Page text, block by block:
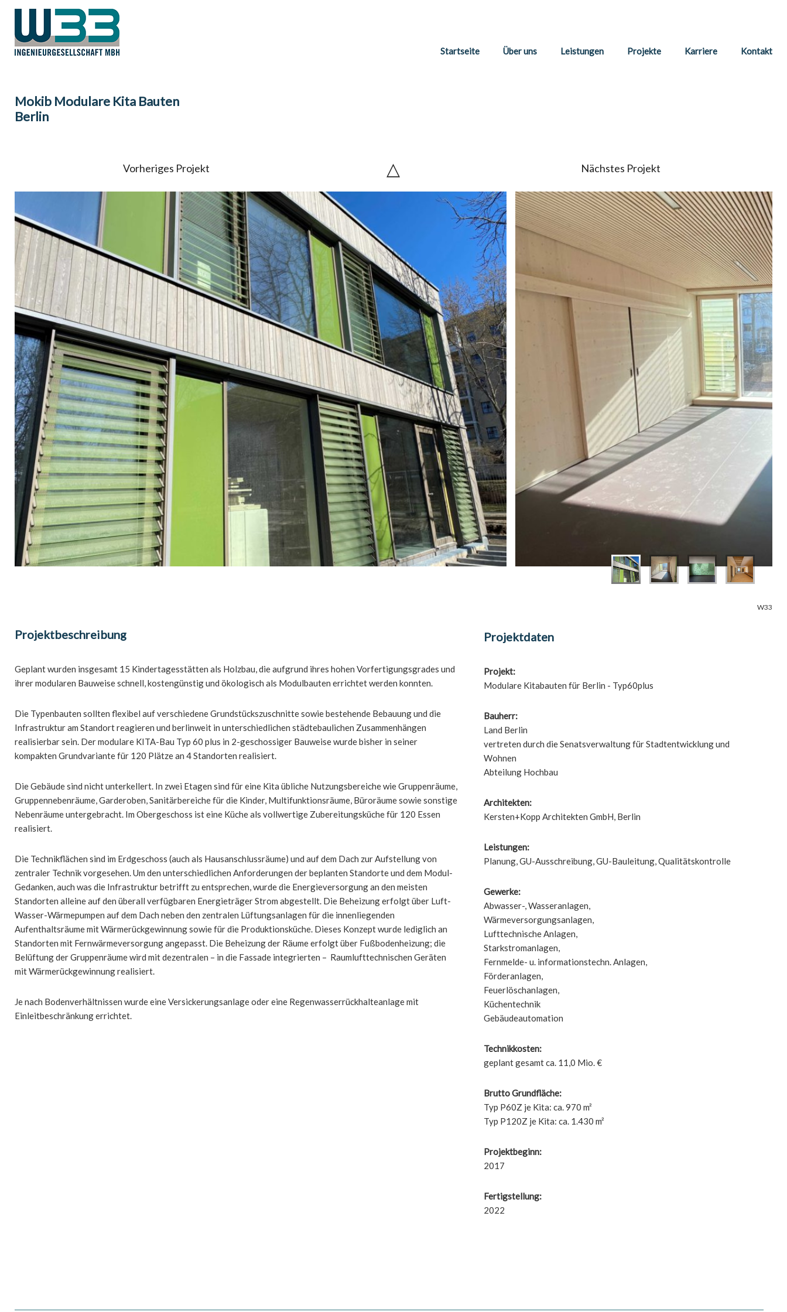
Startseite Über uns Leistungen Projekte Karriere Kontakt
Mokib Modulare Kita Bauten
Berlin
Vorheriges Projekt △ Nächstes Projekt
W33
Projektbeschreibung
Geplant wurden insgesamt 15 Kindertagesstätten als Holzbau, die aufgrund ihres hohen Vorfertigungsgrades und
ihrer modularen Bauweise schnell, kostengünstig und ökologisch als Modulbauten errichtet werden konnten.
Die Typenbauten sollten flexibel auf verschiedene Grundstückszuschnitte sowie bestehende Bebauung und die
Infrastruktur am Standort reagieren und berlinweit in unterschiedlichen städtebaulichen Zusammenhängen
realisierbar sein. Der modulare KITA-Bau Typ 60 plus in 2-geschossiger Bauweise wurde bisher in seiner
kompakten Grundvariante für 120 Plätze an 4 Standorten realisiert.
Die Gebäude sind nicht unterkellert. In zwei Etagen sind für eine Kita übliche Nutzungsbereiche wie Gruppenräume,
Gruppen­nebenräume, Garderoben, Sanitärbereiche für die Kinder, Multifunktionsräume, Büroräume sowie sonstige
Neben­räume untergebracht. Im Obergeschoss ist eine Küche als vollwertige Zubereitungsküche für 120 Essen
realisiert.
Die Technikflächen sind im Erdgeschoss (auch als Hausanschlussräume) und auf dem Dach zur Aufstellung von
zentraler Technik vorgesehen. Um den unterschiedlichen Anforderungen der beplanten Standorte und dem Modul-
Gedanken, auch was die Infrastruktur betrifft zu entsprechen, wurde die Energieversorgung an den meisten
Standorten alleine auf den überall verfügbaren Energieträger Strom abgestellt. Die Beheizung erfolgt über Luft-
Wasser-Wärmepumpen auf dem Dach neben den zentralen Lüftungsanlagen für die innenliegenden
Aufenthaltsräume mit Wärmerückgewinnung sowie für die Produktionsküche. Dieses Konzept wurde lediglich an
Standorten mit Fernwärmeversorgung angepasst. Die Beheizung der Räume erfolgt über Fußbodenheizung; die
Belüftung der Gruppenräume wird mit dezentralen – in die Fassade integrierten – Raumlufttechnischen Geräten
mit Wärmerückgewinnung realisiert.
Je nach Bodenverhältnissen wurde eine Versickerungsanlage oder eine Regenwasserrückhalteanlage mit
Einleitbeschränkung errichtet.
Projektdaten
Projekt:
Modulare Kitabauten für Berlin - Typ60plus
Bauherr:
Land Berlin
vertreten durch die Senatsverwaltung für Stadtentwicklung und
Wohnen
Abteilung Hochbau
Architekten:
Kersten+Kopp Architekten GmbH, Berlin
Leistungen:
Planung, GU-Ausschreibung, GU-Bauleitung, Qualitätskontrolle
Gewerke:
Abwasser-, Wasseranlagen,
Wärmeversorgungsanlagen,
Lufttechnische Anlagen,
Starkstromanlagen,
Fernmelde- u. informationstechn. Anlagen,
Förderanlagen,
Feuerlöschanlagen,
Küchentechnik
Gebäudeautomation
Technikkosten:
geplant gesamt ca. 11,0 Mio. €
Brutto Grundfläche:
Typ P60Z je Kita: ca. 970 m²
Typ P120Z je Kita: ca. 1.430 m²
Projektbeginn:
2017
Fertigstellung:
2022